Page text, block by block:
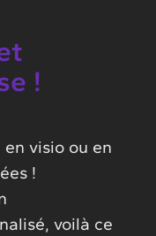
!
visio ou en
!
voilà ce